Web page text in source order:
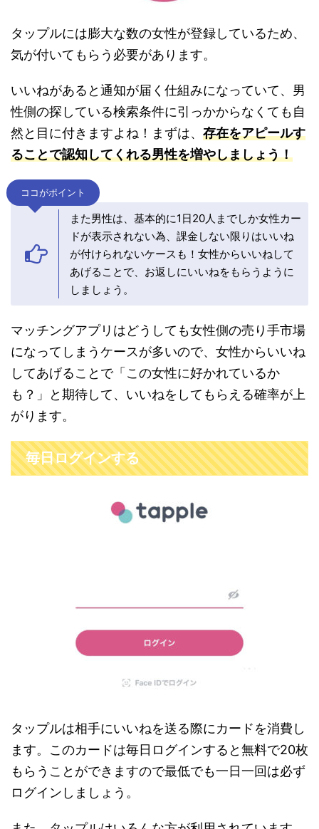
タップルには膨大な数の女性が登録しているため、
気が付いてもらう必要があります。
いいねがあると通知が届く仕組みになっていて、男
性側の探している検索条件に引っかからなくても自
然と目に付きますよね！まずは、 存在をアピールす
ることで認知してくれる男性を増やしましょう！
ココがポイント
また男性は、基本的に1日20人までしか女性カー
ドが表示されない為、課金しない限りはいいね
が付けられないケースも！女性からいいねして
あげることで、お返しにいいねをもらうように
しましょう。
マッチングアプリはどうしても女性側の売り手市場
になってしまうケースが多いので、女性からいいね
してあげることで「この女性に好かれているか
も？」と期待して、いいねをしてもらえる確率が上
がります。
毎日ログインする
タップルは相手にいいねを送る際にカードを消費し
ます。このカードは毎日ログインすると無料で20枚
もらうことができますので最低でも一日一回は必ず
ログインしましょう。